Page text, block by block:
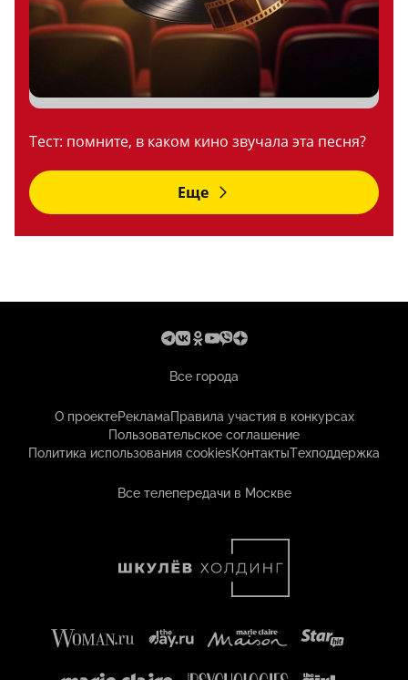
Тест: помните, в каком кино звучала эта песня?
Еще
Все города
О проектеРекламаПравила участия в конкурсах
Пользовательское соглашение
Политика использования cookiesКонтактыТехподдержка
Все телепередачи в Москве